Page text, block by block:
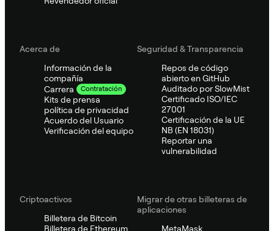
Acerca de
Información de la
compañía
Carrera
Contratación
Kits de prensa
política de privacidad
Acuerdo del Usuario
Verificación del equipo
Seguridad & Transparencia
Repos de código
abierto en GitHub
Auditado por SlowMist
Certificado ISO/IEC
27001
Certificación de la UE
NB (EN 18031)
Reportar una
vulnerabilidad
Criptoactivos
Billetera de Bitcoin
Billetera de Ethereum
Migrar de otras billeteras de
aplicaciones
MetaMask